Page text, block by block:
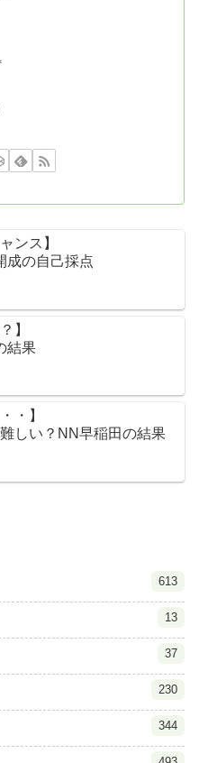
ンス】
成の自己採点
】
結果
・】
しい？NN早稲田の結果
613
13
37
230
344